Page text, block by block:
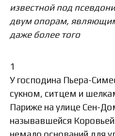
известной под
двум опорам,
даже более того
1
У господина Пьера-
сукном, ситцем и
Париже на улице Сен-
называвшейся